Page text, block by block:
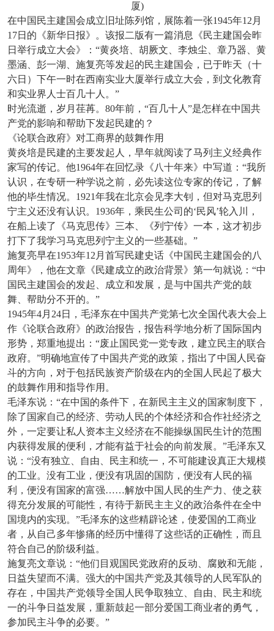
厦)
在中国民主建国会成立旧址陈列馆，展陈着一张1945年12月
17日的《新华日报》。该报二版有一篇消息《民主建国会昨
日举行成立大会》：“黄炎培、胡厥文、李烛尘、章乃器、黄
墨涵、彭一湖、施复亮等发起的民主建国会，已于昨天（十
六日）下午一时在西南实业大厦举行成立大会，到文化教育
和实业界人士百几十人。”
时光流逝，岁月荏苒。80年前，“百几十人”是怎样在中国共
产党的影响和帮助下发起民建的？
《论联合政府》对工商界的鼓舞作用
黄炎培是民建的主要发起人，早年就阅读了马列主义经典作
家写的传记。他1964年在回忆录《八十年来》中写道：“我所
认识，在专研一种学说之前，必先读这位专家的传记，了解
他的毕生情况。1921年我在北京会见李大钊，但对马克思列
宁主义还没有认识。1936年，乘民生公司的‘民风’轮入川，
在船上读了《马克思传》三本、《列宁传》一本，这才初步
打下了我学习马克思列宁主义的一些基础。”
施复亮早在1953年12月首写民建史话《中国民主建国会的八
周年》，他在文章《民建成立的政治背景》第一句就说：“中
国民主建国会的发起、成立和发展，是与中国共产党的鼓
舞、帮助分不开的。”
1945年4月24日，毛泽东在中国共产党第七次全国代表大会上
作《论联合政府》的政治报告，报告科学地分析了国际国内
形势，郑重地提出：“废止国民党一党专政，建立民主的联合
政府。”明确地宣传了中国共产党的政策，指出了中国人民奋
斗的方向，对于包括民族资产阶级在内的全国人民起了极大
的鼓舞作用和指导作用。
毛泽东说：“在中国的条件下，在新民主主义的国家制度下，
除了国家自己的经济、劳动人民的个体经济和合作社经济之
外，一定要让私人资本主义经济在不能操纵国民生计的范围
内获得发展的便利，才能有益于社会的向前发展。”毛泽东又
说：“没有独立、自由、民主和统一，不可能建设真正大规模
的工业。没有工业，便没有巩固的国防，便没有人民的福
利，便没有国家的富强……解放中国人民的生产力、使之获
得充分发展的可能性，有待于新民主主义的政治条件在全中
国境内的实现。”毛泽东的这些精辟论述，使爱国的工商业
者，从自己多年惨痛的经历中懂得了这些话的正确性，而且
符合自己的阶级利益。
施复亮文章说：“他们目观国民党政府的反动、腐败和无能，
日益失望而不满。强大的中国共产党及其领导的人民军队的
存在，中国共产党领导全国人民争取独立、自由、民主和统
一的斗争日益发展，重新鼓起一部分爱国工商业者的勇气，
参加民主斗争的必要。”